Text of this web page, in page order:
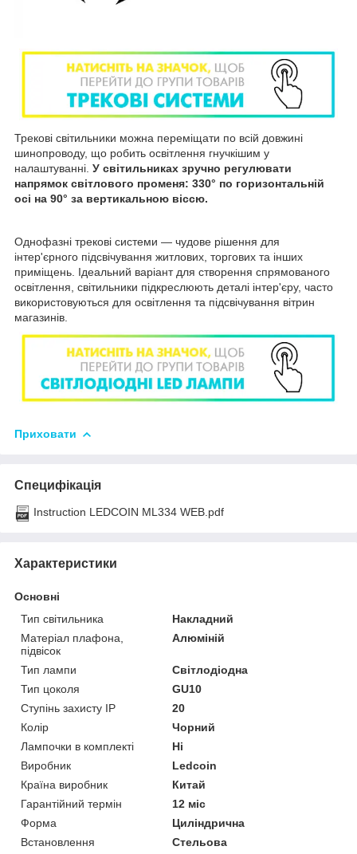
Трекові світильники можна переміщати по всій довжині
шинопроводу, що робить освітлення гнучкішим у
налаштуванні. У світильниках зручно регулювати
напрямок світлового променя: 330° по горизонтальній
осі на 90° за вертикальною віссю.
Однофазні трекові системи — чудове рішення для
інтер'єрного підсвічування житлових, торгових та інших
приміщень. Ідеальний варіант для створення спрямованого
освітлення, світильники підкреслюють деталі інтер'єру, часто
використовуються для освітлення та підсвічування вітрин
магазинів.
Приховати
Специфікація
Instruction LEDCOIN ML334 WEB.pdf
Характеристики
Основні
Тип світильника
Накладний
Матеріал плафона,
підвісок
Алюміній
Тип лампи
Світлодіодна
Тип цоколя
GU10
Ступінь захисту IP
20
Колір
Чорний
Лампочки в комплекті
Ні
Виробник
Ledcoin
Країна виробник
Китай
Гарантійний термін
12 міс
Форма
Циліндрична
Встановлення
Стельова